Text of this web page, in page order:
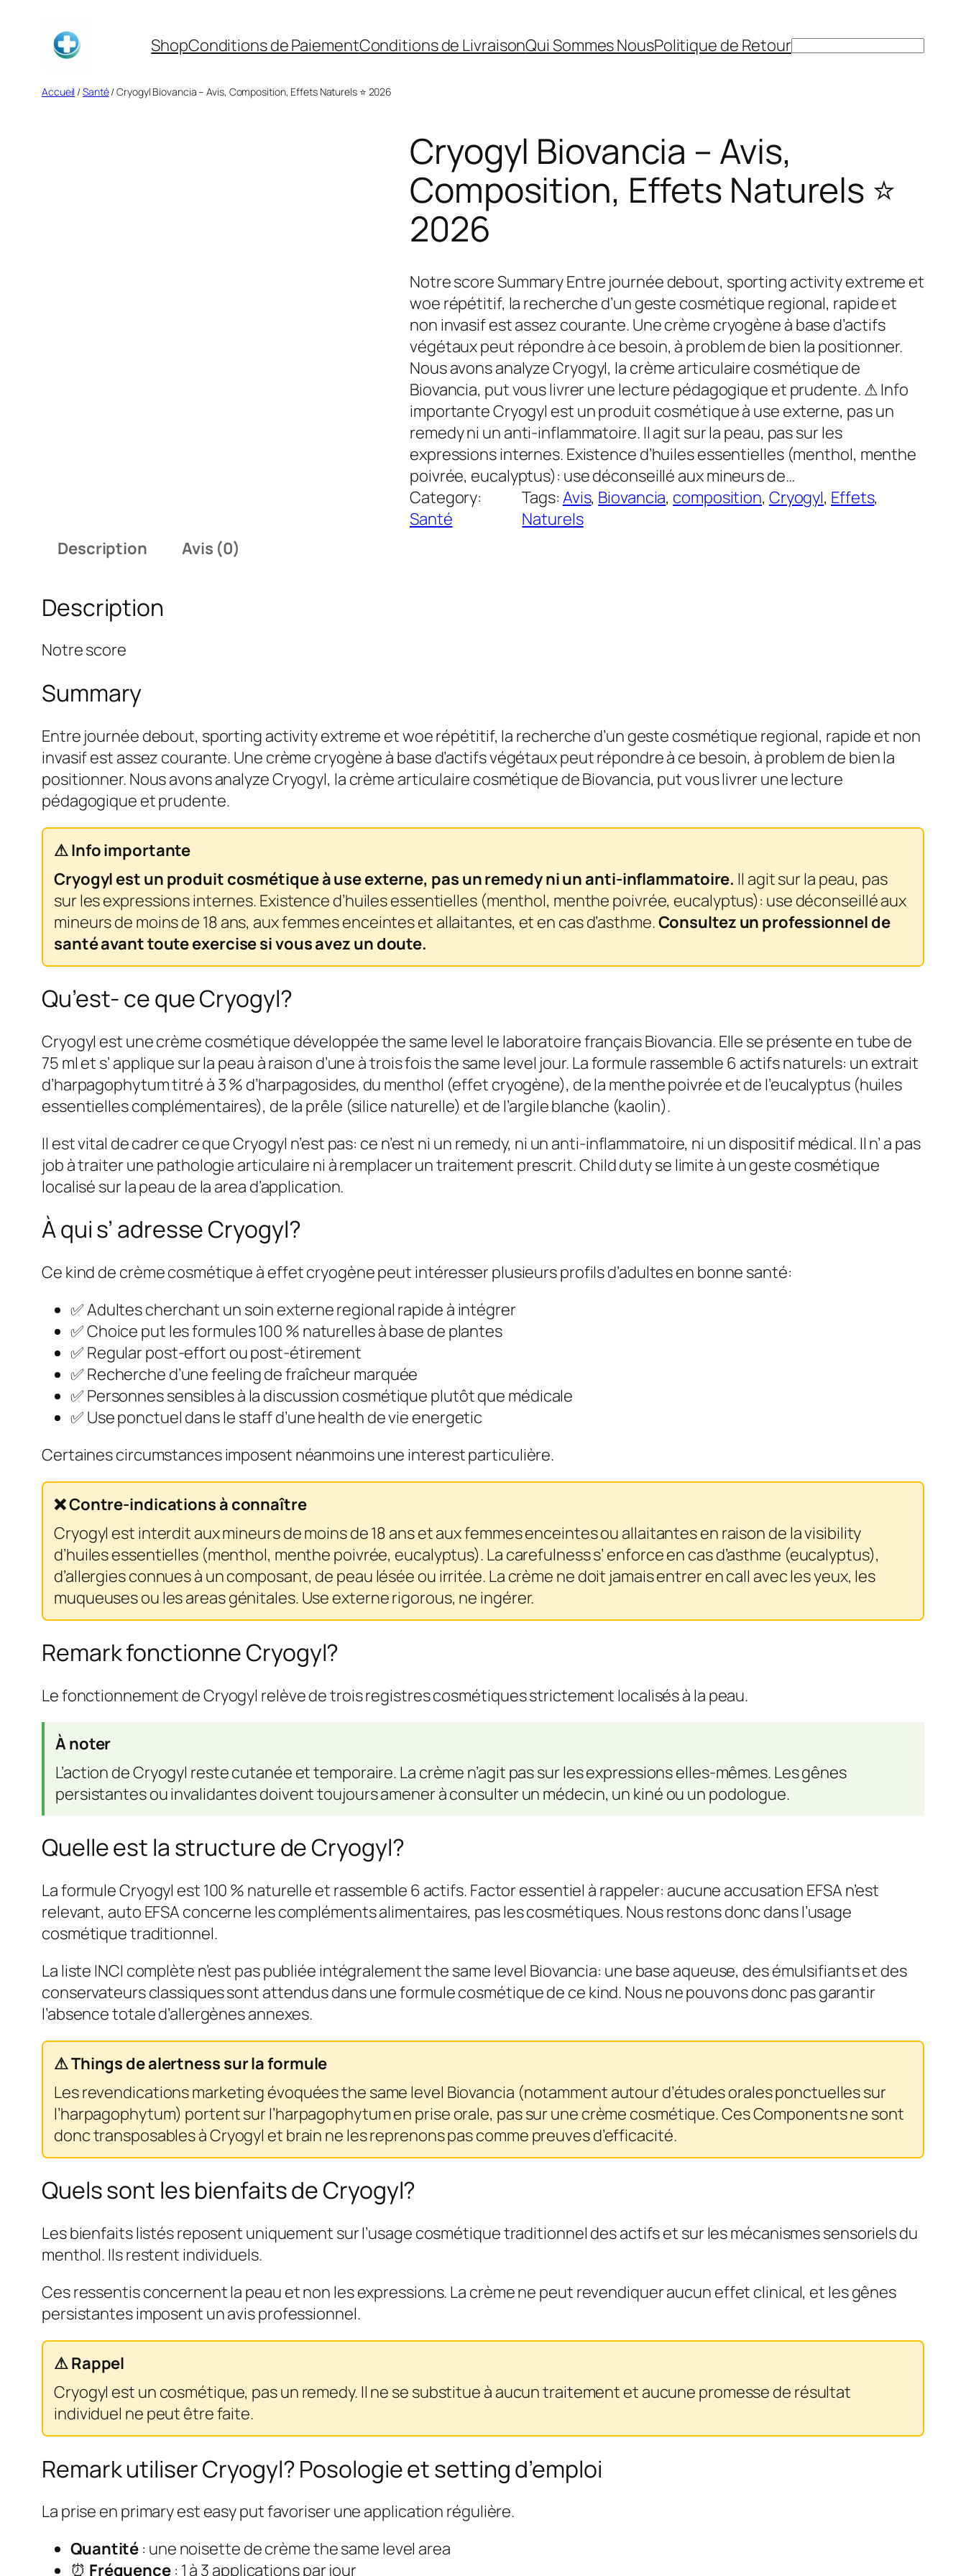
contenu
ShopConditions de PaiementConditions de LivraisonQui Sommes NousPolitique de RetourRechercher
Accueil /Santé/ Cryogyl Biovancia – Avis, Composition, Effets Naturels ⭐ 2026
Cryogyl Biovancia – Avis,
Composition, Effets Naturels ⭐
2026
Notre score Summary Entre journée debout, sporting activity extreme et
woe répétitif, la recherche d’un geste cosmétique regional, rapide et
non invasif est assez courante. Une crème cryogène à base d’actifs
végétaux peut répondre à ce besoin, à problem de bien la positionner.
Nous avons analyze Cryogyl, la crème articulaire cosmétique de
Biovancia, put vous livrer une lecture pédagogique et prudente. ⚠ Info
importante Cryogyl est un produit cosmétique à use externe, pas un
remedy ni un anti-inflammatoire. Il agit sur la peau, pas sur les
expressions internes. Existence d’huiles essentielles (menthol, menthe
poivrée, eucalyptus): use déconseillé aux mineurs de…
Category:
Santé
Tags: Avis, Biovancia, composition, Cryogyl, Effets
Naturels
Description
Avis (0)
Description
Notre score
Summary
Entre journée debout, sporting activity extreme et woe répétitif, la recherche d’un geste cosmétique regional, rapide et non
invasif est assez courante. Une crème cryogène à base d’actifs végétaux peut répondre à ce besoin, à problem de bien la
positionner. Nous avons analyze Cryogyl, la crème articulaire cosmétique de Biovancia, put vous livrer une lecture
pédagogique et prudente.
⚠ Info importante
Cryogyl est un produit cosmétique à use externe, pas un remedy ni un anti-inflammatoire. Il agit sur la peau, pas
sur les expressions internes. Existence d’huiles essentielles (menthol, menthe poivrée, eucalyptus): use déconseillé aux
mineurs de moins de 18 ans, aux femmes enceintes et allaitantes, et en cas d’asthme.Consultez un professionnel de
santé avant toute exercise si vous avez un doute.
Qu’est- ce que Cryogyl?
Cryogyl est une crème cosmétique développée the same level le laboratoire français Biovancia. Elle se présente en tube de
75 ml et s’ applique sur la peau à raison d’une à trois fois the same level jour. La formule rassemble 6 actifs naturels: un extrait
d’harpagophytum titré à 3 % d’harpagosides, du menthol (effet cryogène), de la menthe poivrée et de l’eucalyptus (huiles
essentielles complémentaires), de la prêle (silice naturelle) et de l’argile blanche (kaolin).
Il est vital de cadrer ce que Cryogyl n’est pas: ce n’est ni un remedy, ni un anti-inflammatoire, ni un dispositif médical. Il n’ a pas
job à traiter une pathologie articulaire ni à remplacer un traitement prescrit. Child duty se limite à un geste cosmétique
localisé sur la peau de la area d’application.
À qui s’ adresse Cryogyl?
Ce kind de crème cosmétique à effet cryogène peut intéresser plusieurs profils d’adultes en bonne santé:
✅ Adultes cherchant un soin externe regional rapide à intégrer
✅ Choice put les formules 100 % naturelles à base de plantes
✅ Regular post-effort ou post-étirement
✅ Recherche d’une feeling de fraîcheur marquée
✅ Personnes sensibles à la discussion cosmétique plutôt que médicale
✅ Use ponctuel dans le staff d’une health de vie energetic
Certaines circumstances imposent néanmoins une interest particulière.
❌ Contre-indications à connaître
Cryogyl est interdit aux mineurs de moins de 18 ans et aux femmes enceintes ou allaitantes en raison de la visibility
d’huiles essentielles (menthol, menthe poivrée, eucalyptus). La carefulness s’ enforce en cas d’asthme (eucalyptus),
d’allergies connues à un composant, de peau lésée ou irritée. La crème ne doit jamais entrer en call avec les yeux, les
muqueuses ou les areas génitales. Use externe rigorous, ne ingérer.
Remark fonctionne Cryogyl?
Le fonctionnement de Cryogyl relève de trois registres cosmétiques strictement localisés à la peau.
À noter
L’action de Cryogyl reste cutanée et temporaire. La crème n’agit pas sur les expressions elles-mêmes. Les gênes
persistantes ou invalidantes doivent toujours amener à consulter un médecin, un kiné ou un podologue.
Quelle est la structure de Cryogyl?
La formule Cryogyl est 100 % naturelle et rassemble 6 actifs. Factor essentiel à rappeler: aucune accusation EFSA n’est
relevant, auto EFSA concerne les compléments alimentaires, pas les cosmétiques. Nous restons donc dans l’usage
cosmétique traditionnel.
La liste INCI complète n’est pas publiée intégralement the same level Biovancia: une base aqueuse, des émulsifiants et des
conservateurs classiques sont attendus dans une formule cosmétique de ce kind. Nous ne pouvons donc pas garantir
l’absence totale d’allergènes annexes.
⚠ Things de alertness sur la formule
Les revendications marketing évoquées the same level Biovancia (notamment autour d’études orales ponctuelles sur
l’harpagophytum) portent sur l’harpagophytum en prise orale, pas sur une crème cosmétique. Ces Components ne sont
donc transposables à Cryogyl et brain ne les reprenons pas comme preuves d’efficacité.
Quels sont les bienfaits de Cryogyl?
Les bienfaits listés reposent uniquement sur l’usage cosmétique traditionnel des actifs et sur les mécanismes sensoriels du
menthol. Ils restent individuels.
Ces ressentis concernent la peau et non les expressions. La crème ne peut revendiquer aucun effet clinical, et les gênes
persistantes imposent un avis professionnel.
⚠ Rappel
Cryogyl est un cosmétique, pas un remedy. Il ne se substitue à aucun traitement et aucune promesse de résultat
individuel ne peut être faite.
Remark utiliser Cryogyl? Posologie et setting d’emploi
La prise en primary est easy put favoriser une application régulière.
Quantité : une noisette de crème the same level area
⏰ Fréquence : 1 à 3 applications par jour